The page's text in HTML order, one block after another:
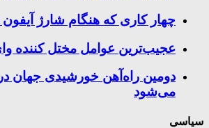
چهار کاری که هنگام شارژ آیفون
عجیب‌ترین عوامل مختل کننده
دومین راه‌آهن خورشیدی جهان در
می‌شود
سیاسی